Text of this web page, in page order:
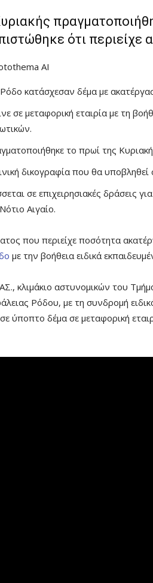
ότι περιείχε
AI
κατάσχεσαν δέμα με
σε μεταφορική εταιρία με τη
το πρωί της
δικογραφία που θα
σε επιχειρησιακές δράσεις
Αιγαίο.
που περιείχε ποσότητα
με την βοήθεια ειδικά
κλιμάκιο αστυνομικών του
Ρόδου, με τη συνδρομή
ύποπτο δέμα σε μεταφορική